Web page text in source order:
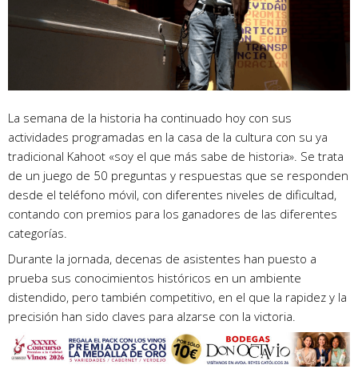
La semana de la historia ha continuado hoy con sus
actividades programadas en la casa de la cultura con su ya
tradicional Kahoot «soy el que más sabe de historia». Se trata
de un juego de 50 preguntas y respuestas que se responden
desde el teléfono móvil, con diferentes niveles de dificultad,
contando con premios para los ganadores de las diferentes
categorías.
Durante la jornada, decenas de asistentes han puesto a
prueba sus conocimientos históricos en un ambiente
distendido, pero también competitivo, en el que la rapidez y la
precisión han sido claves para alzarse con la victoria.